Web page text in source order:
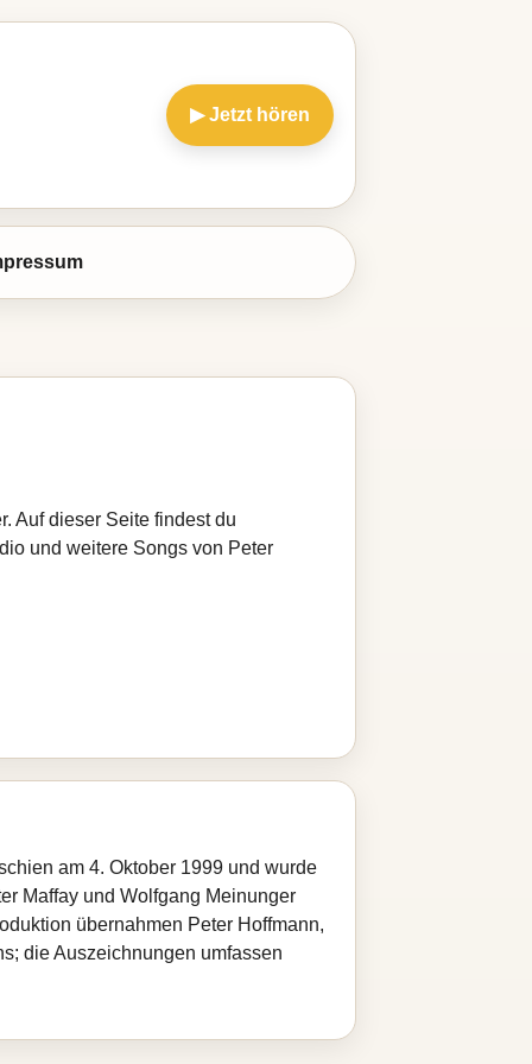
▶ Jetzt hören
Auf dieser Seite findest du
und weitere Songs von Peter
am 4. Oktober 1999 und wurde
Maffay und Wolfgang Meinunger
übernahmen Peter Hoffmann,
die Auszeichnungen umfassen